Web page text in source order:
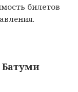
билетов
Батуми